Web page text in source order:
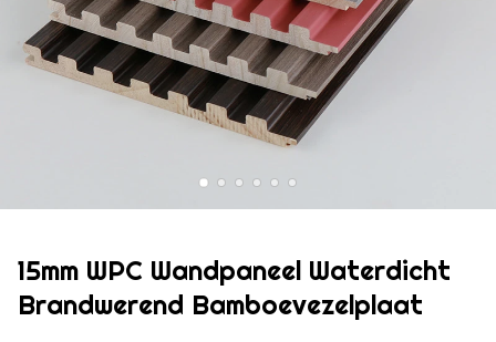
15mm WPC Wandpaneel Waterdicht
Brandwerend Bamboevezelplaat